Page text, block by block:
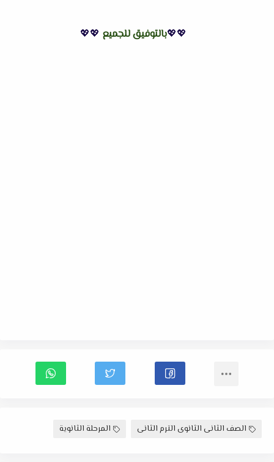
💖💖بالتوفيق للجميع 💖💖
الصف الثانى الثانوى الترم الثانى المرحلة الثانوية